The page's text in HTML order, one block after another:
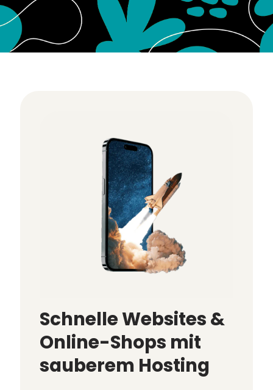
Schnelle Websites &
Online-Shops mit
sauberem Hosting